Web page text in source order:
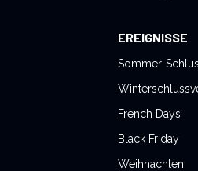
EREIGNISSE
Sommer-
French Days
Black Friday
Weihnachten